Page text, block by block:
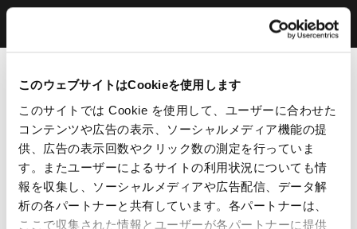
このウェブサイトはCookieを使用します
このサイトでは Cookie を使用して、ユーザーに合わせた
コンテンツや広告の表示、ソーシャルメディア機能の提
供、広告の表示回数やクリック数の測定を行っていま
す。またユーザーによるサイトの利用状況についても情
報を収集し、ソーシャルメディアや広告配信、データ解
析の各パートナーと共有しています。各パートナーは、
ここで収集された情報とユーザーが各パートナーに提供